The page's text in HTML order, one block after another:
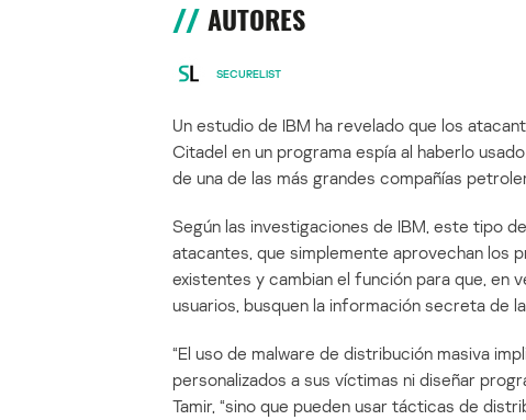
AUTORES
SECURELIST
Un estudio de IBM ha revelado que los
Citadel en un programa espía al haberlo
de una de las más grandes compañías
Según las investigaciones de IBM, este tipo
atacantes, que simplemente aprovechan los
existentes y cambian el función para que, en
usuarios, busquen la información secreta de
“El uso de malware de distribución masiva
personalizados a sus víctimas ni diseñar
Tamir, “sino que pueden usar tácticas de